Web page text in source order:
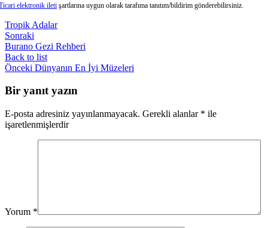
elektronik ileti şartlarına uygun olarak tarafıma tanıtım/bildirim gönderebilirsiniz.
Tropik Adalar
Sonraki
Burano Gezi Rehberi
Back to list
Önceki Dünyanın En İyi Müzeleri
Bir yanıt yazın
E-posta adresiniz yayınlanmayacak. Gerekli alanlar * ile
işaretlenmişlerdir
Yorum *